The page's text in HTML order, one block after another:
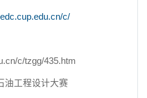
c/
c/tzgg/435.htm
油工程设计大赛